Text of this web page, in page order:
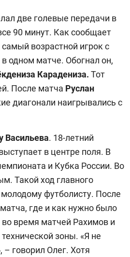
две голевые передачи в
90 минут. Как сообщает
возрастной игрок с
одном матче. Обогнал он,
Карадениза. Тот
После матча Руслан
диагонали наигрывались с
Васильева. 18-летний
в центре поля. В
и Кубка России. Во
Такой ход главного
футболисту. После
где и как нужно было
время матчей Рахимов и
зоны. «Я не
говорил Олег. Хотя